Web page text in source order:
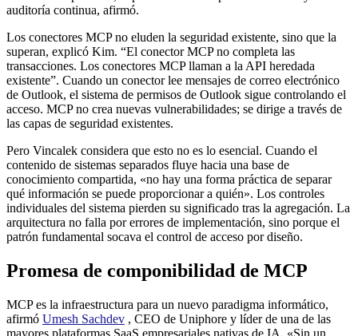
auditoría continua, afirmó.
Los conectores MCP no eluden la seguridad existente, sino que la
superan, explicó Kim. “El conector MCP no completa las
transacciones. Los conectores MCP llaman a la API heredada
existente”. Cuando un conector lee mensajes de correo electrónico
de Outlook, el sistema de permisos de Outlook sigue controlando el
acceso. MCP no crea nuevas vulnerabilidades; se dirige a través de
las capas de seguridad existentes.
Pero Vincalek considera que esto no es lo esencial. Cuando el
contenido de sistemas separados fluye hacia una base de
conocimiento compartida, «no hay una forma práctica de separar
qué información se puede proporcionar a quién». Los controles
individuales del sistema pierden su significado tras la agregación. La
arquitectura no falla por errores de implementación, sino porque el
patrón fundamental socava el control de acceso por diseño.
Promesa de componibilidad de MCP
MCP es la infraestructura para un nuevo paradigma informático,
afirmó Umesh Sachdev , CEO de Uniphore y líder de una de las